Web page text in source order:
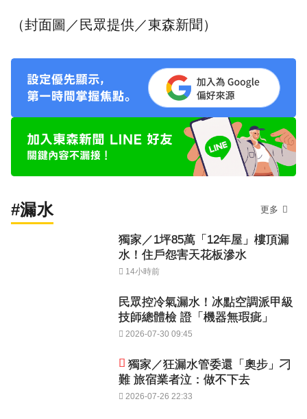
（封面圖／民眾提供／東森新聞）
#漏水 更多
獨家／1坪85萬「12年屋」樓頂漏
水！住戶怨害天花板滲水
14小時前
民眾控冷氣漏水！冰點空調派甲級
技師總體檢 證「機器無瑕疵」
2026-07-30 09:45
獨家／狂漏水管委還「奧步」刁
難 旅宿業者泣：做不下去
2026-07-26 22:33